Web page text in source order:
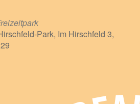
Park, Im Hirschfeld 3,